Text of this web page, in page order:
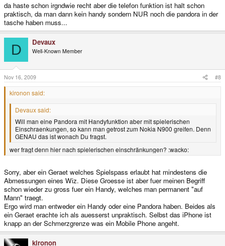
da haste schon irgndwie recht aber die telefon funktion ist halt schon
praktisch, da man dann kein handy sondern NUR noch die pandora in der
tasche haben muss...
D Devaux
Well-Known Member
Nov 16, 2009 #8
kironon said:
Devaux said:
Will man eine Pandora mit Handyfunktion aber mit spielerischen
Einschraenkungen, so kann man getrost zum Nokia N900 greifen. Denn
GENAU das ist wonach Du fragst.
wer fragt denn hier nach spielerischen einschränkungen? :wacko:
Sorry, aber ein Geraet welches Spielspass erlaubt hat mindestens die
Abmessungen eines Wiz. Diese Groesse ist aber fuer meinen Begriff
schon wieder zu gross fuer ein Handy, welches man permanent "auf
Mann" traegt.
Ergo wird man entweder ein Handy oder eine Pandora haben. Beides als
ein Geraet erachte ich als auesserst unpraktisch. Selbst das iPhone ist
knapp an der Schmerzgrenze was ein Mobile Phone angeht.
kironon